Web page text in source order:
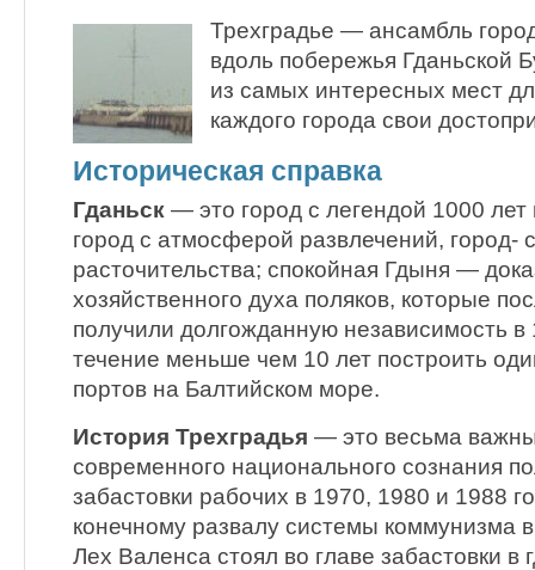
Трехградье — ансамбль
вдоль побережья Гданьской
из самых интересных мест
каждого города свои
Историческая справка
Гданьск — это город с легендой 1000
город с атмосферой развлечений, город-
расточительства; спокойная Гдыня —
хозяйственного духа поляков, которые
получили долгожданную независимость в
течение меньше чем 10 лет построить
портов на Балтийском море.
История Трехградья — это весьма
современного национального сознания
забастовки рабочих в 1970, 1980 и 1988
конечному развалу системы коммунизма
Лех Валенса стоял во главе забастовки в